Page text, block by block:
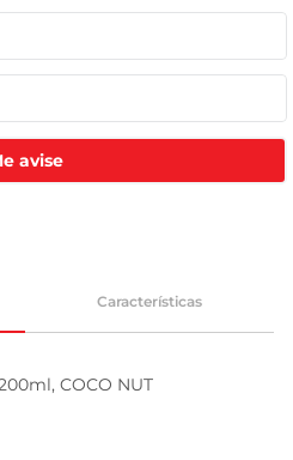
avise
Características
COCO NUT